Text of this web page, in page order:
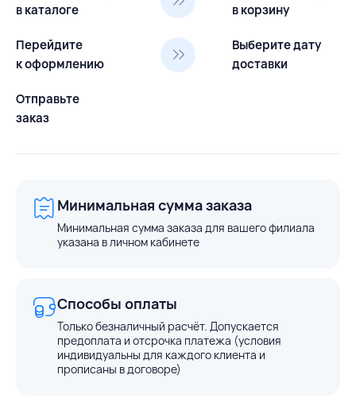
в каталоге
в корзину
Перейдите
к оформлению
Выберите дату
доставки
Отправьте
заказ
Минимальная сумма заказа
Минимальная сумма заказа для вашего филиала
указана в личном кабинете
Способы оплаты
Только безналичный расчёт. Допускается
предоплата и отсрочка платежа (условия
индивидуальны для каждого клиента и
прописаны в договоре)